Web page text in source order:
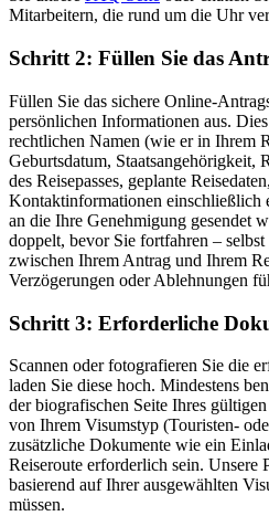
Mitarbeitern, die rund um die Uhr
Schritt 2: Füllen Sie das
Füllen Sie das sichere Online-
persönlichen Informationen aus.
rechtlichen Namen (wie er in Ihrem
Geburtsdatum, Staatsangehörigkeit,
des Reisepasses, geplante
Kontaktinformationen einschließlich
an die Ihre Genehmigung gesendet
doppelt, bevor Sie fortfahren –
zwischen Ihrem Antrag und Ihrem
Verzögerungen oder Ablehnungen
Schritt 3: Erforderliche
Scannen oder fotografieren Sie die
laden Sie diese hoch. Mindestens
der biografischen Seite Ihres
von Ihrem Visumstyp (Touristen-
zusätzliche Dokumente wie ein
Reiseroute erforderlich sein. Unsere
basierend auf Ihrer ausgewählten
müssen.